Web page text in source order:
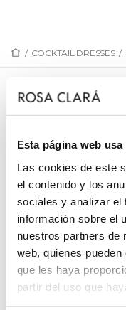
Esta página web
Las cookies de este
el contenido y los
sociales y analizar el
información sobre el
nuestros partners de
web, quienes
que les haya
partir del uso que
/ COCKTAIL DRESSES /
9TZ01ANTA0
platform heel.Rosa